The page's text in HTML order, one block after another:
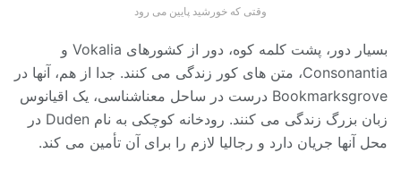
وقتی که خورشید پایین می رود
بسیار دور، پشت کلمه کوه، دور از کشورهای Vokalia و
Consonantia، متن های کور زندگی می کنند. جدا از هم، آنها در
Bookmarksgrove درست در ساحل معناشناسی، یک اقیانوس
زبان بزرگ زندگی می کنند. رودخانه کوچکی به نام Duden در
محل آنها جریان دارد و رجالیا لازم را برای آن تأمین می کند.